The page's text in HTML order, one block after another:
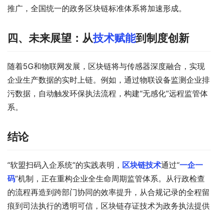
推广，全国统一的政务区块链标准体系将加速形成。
四、未来展望：从技术赋能到制度创新
随着5G和物联网发展，区块链将与传感器深度融合，实现
企业生产数据的实时上链。例如，通过物联设备监测企业排
污数据，自动触发环保执法流程，构建“无感化”远程监管体
系。
结论
“软盟扫码入企系统”的实践表明， 区块链技术通过“一企一
码”机制，正在重构企业全生命周期监管体系。从行政检查
的流程再造到跨部门协同的效率提升，从合规记录的全程留
痕到司法执行的透明可信，区块链存证技术为政务执法提供